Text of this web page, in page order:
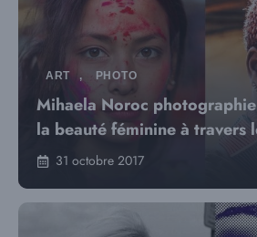
ART , PHOTO
Mihaela Noroc
la beauté féminine à travers
31 octobre 2017